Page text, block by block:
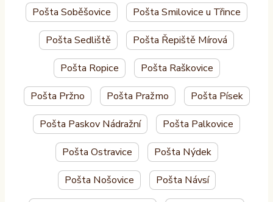
Pošta Soběšovice Pošta Smilovice u Třince
Pošta Sedliště Pošta Řepiště Mírová
Pošta Ropice Pošta Raškovice
Pošta Pržno Pošta Pražmo Pošta Písek
Pošta Paskov Nádražní Pošta Palkovice
Pošta Ostravice Pošta Nýdek
Pošta Nošovice Pošta Návsí